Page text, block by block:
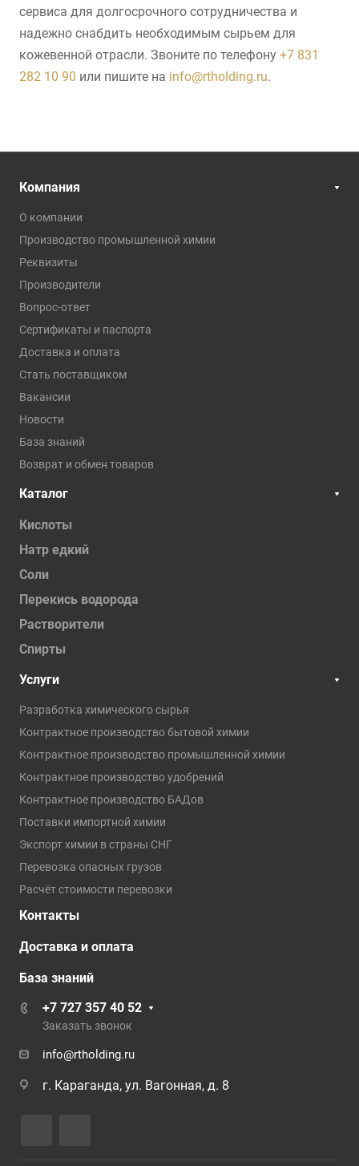
сервиса для долгосрочного сотрудничества и
надежно снабдить необходимым сырьем для
кожевенной отрасли. Звоните по телефону +7 831
282 10 90 или пишите на info@rtholding.ru.
Компания
О компании
Производство промышленной химии
Реквизиты
Производители
Вопрос-ответ
Сертификаты и паспорта
Доставка и оплата
Стать поставщиком
Вакансии
Новости
База знаний
Возврат и обмен товаров
Каталог
Кислоты
Натр едкий
Соли
Перекись водорода
Растворители
Спирты
Услуги
Разработка химического сырья
Контрактное производство бытовой химии
Контрактное производство промышленной химии
Контрактное производство удобрений
Контрактное производство БАДов
Поставки импортной химии
Экспорт химии в страны СНГ
Перевозка опасных грузов
Расчёт стоимости перевозки
Контакты
Доставка и оплата
База знаний
+7 727 357 40 52
Заказать звонок
info@rtholding.ru
г. Караганда, ул. Вагонная, д. 8